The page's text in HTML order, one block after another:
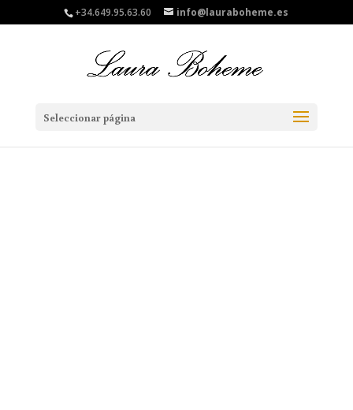
+34.649.95.63.60 info@lauraboheme.es
Seleccionar página